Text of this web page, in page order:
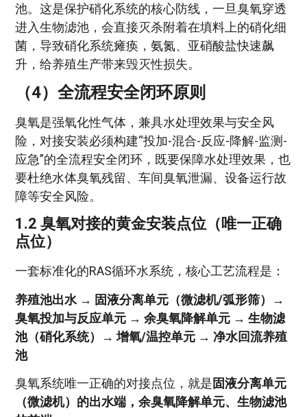
池。这是保护硝化系统的核心防线，一旦臭氧穿透
进入生物滤池，会直接灭杀附着在填料上的硝化细
菌，导致硝化系统瘫痪，氨氮、亚硝酸盐快速飙
升，给养殖生产带来毁灭性损失。
（4）全流程安全闭环原则
臭氧是强氧化性气体，兼具水处理效果与安全风
险，对接安装必须构建“投加-混合-反应-降解-监测-
应急”的全流程安全闭环，既要保障水处理效果，也
要杜绝水体臭氧残留、车间臭氧泄漏、设备运行故
障等安全风险。
1.2 臭氧对接的黄金安装点位（唯一正确
点位）
一套标准化的RAS循环水系统，核心工艺流程是：
养殖池出水 → 固液分离单元（微滤机/弧形筛）→
臭氧投加与反应单元 → 余臭氧降解单元 → 生物滤
池（硝化系统）→ 增氧/温控单元 → 净水回流养殖
池
臭氧系统唯一正确的对接点位，就是固液分离单元
（微滤机）的出水端，余臭氧降解单元、生物滤池